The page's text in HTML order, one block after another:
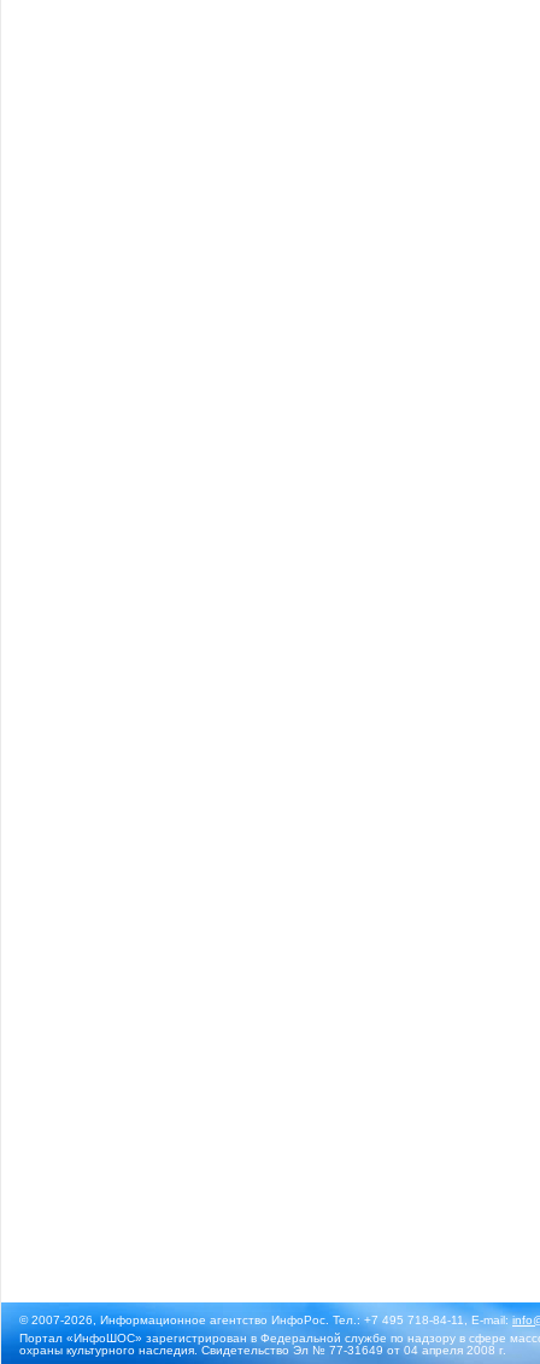
© 2007-2026, Информационное агентство ИнфоРос. Тел.: +7 495 718-84-11, E-mail:
Портал «ИнфоШОС» зарегистрирован в Федеральной службе по надзору в сфере
охраны культурного наследия. Свидетельство Эл № 77-31649 от 04 апреля 2008 г.